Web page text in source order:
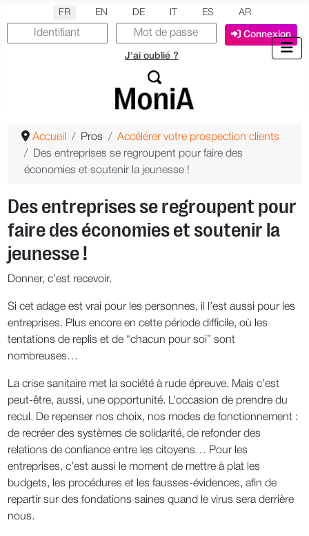
Sélectionnez votre langue
FR EN DE ES AR
Connexion
J'ai oublié ?
Accueil Pros
Accélérer votre prospection clients
Des entreprises se regroupent pour faire des
économies et soutenir la jeunesse !
Des entreprises se regroupent pour
faire des économies et soutenir la
jeunesse !
Donner, c’est recevoir.
Si cet adage est vrai pour les personnes, il l’est aussi pour les
entreprises. Plus encore en cette période difficile, où les
tentations de replis et de “chacun pour soi” sont
nombreuses…
La crise sanitaire met la société à rude épreuve. Mais c’est
peut-être, aussi, une opportunité. L’occasion de prendre du
recul. De repenser nos choix, nos modes de fonctionnement :
de recréer des systèmes de solidarité, de refonder des
relations de confiance entre les citoyens… Pour les
entreprises, c’est aussi le moment de mettre à plat les
budgets, les procédures et les fausses-évidences, afin de
repartir sur des fondations saines quand le virus sera derrière
nous.